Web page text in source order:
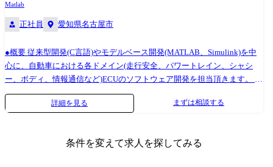
した配属は行いません ●キャリアパス OEMの業務もあればサプライヤー
た、設立間もない組織の為、プログラマーとしてテクニカルスペシャリ
ストを目指すことや、システムエンジニアとしてのキャリア、マネジメ
ントなど、キャリアについても幅広く選択頂く事が可能です。
Matlab
正社員 愛知県名古屋市
●概要 従来型開発(C言語)やモデルベース開発(MATLAB、Simulink)を中
心に、自動車における各ドメイン(走行安全、パワートレイン、シャシ
ー、ボディ、情報通信など)ECUのソフトウェア開発を担当頂きます。 今
回は、組織の技術力向上や多くの案件を対応するための増員募集です。
●業務の特徴 移動の進化に合わせ、自動車メーカー(OEM)や自動車部品
計、実装、検証業務をSCSKプロジェクトチームと連携しながら担当して
詳細を見る まずは相談する
条件を変えて求人を探してみる